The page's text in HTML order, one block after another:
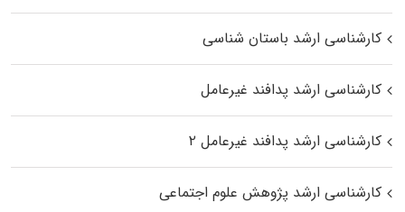
کارشناسی ارشد باستان شناسی
کارشناسی ارشد پدافند غیرعامل
کارشناسی ارشد پدافند غیرعامل ۲
کارشناسی ارشد پژوهش علوم اجتماعی